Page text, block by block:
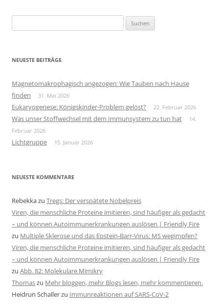
nach:
NEUESTE BEITRÄGE
Magnetomakrophagisch angezogen: Wie Tauben nach Hause
finden
31. Mai 2026
Eukaryogenese: Königskinder-Problem gelöst? 22. Februar 2026
Was unser Stoffwechsel mit dem Immunsystem zu tun hat
14.
Februar 2026
Lichtgruppe 15. Januar 2026
NEUESTE KOMMENTARE
Rebekkazu Tregs: Der verspätete Nobelpreis
Viren, die menschliche Proteine imitieren, sind häufiger als gedacht
– und können Autoimmunerkrankungen auslösen | Friendly Fire
zu Multiple Sklerose und das Epstein-Barr-Virus: MS wegimpfen?
Viren, die menschliche Proteine imitieren, sind häufiger als gedacht
– und können Autoimmunerkrankungen auslösen | Friendly Fire
zu Abb. 82: Molekulare Mimikry
Thomaszu Mehr bloggen, mehr Blogs lesen, mehr kommentieren.
Heidrun Schallerzu Immunreaktionen auf SARS-CoV-2